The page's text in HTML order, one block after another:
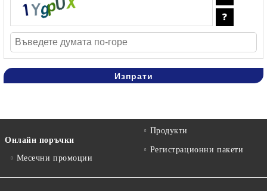
Онлайн поръчки
Месечни промоции
Продукти
Регистрационни пакети